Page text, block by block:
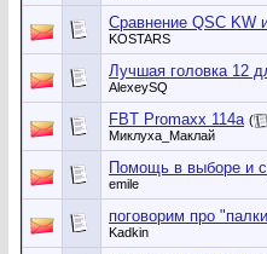
Сравнение QSC KW
KOSTARS
Лучшая головка 12
AlexeySQ
FBT Promaxx 114a (
Миклуха_Маклай
Помощь в выборе и
emile
поговорим про
Kadkin